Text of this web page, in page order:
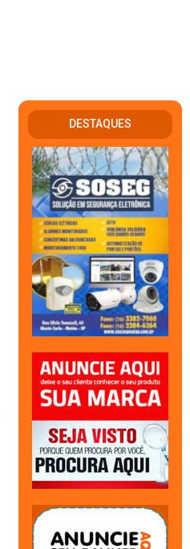
DESTAQUES